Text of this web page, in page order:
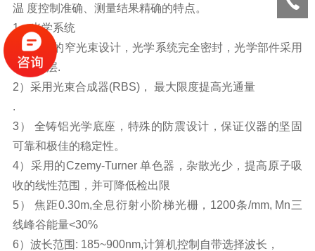
温 度控制准确、测量结果精确的特点。
1、光学系统
1）专利的窄光束设计，光学系统完全密封，光学部件采用
石英涂层.
2）采用光束合成器(RBS)， 最大限度提高光通量
.
3） 全铸铝光学底座，特殊的防震设计，保证仪器的坚固
可靠和极佳的稳定性。
4）采用的Czemy-Turner 单色器，杂散光少，提高原子吸
收的线性范围，并可降低检出限
5） 焦距0.30m,全息衍射小阶梯光栅，1200条/mm, Mn三
线峰谷能量<30%
6）波长范围: 185~900nm,计算机控制自带选择波长，